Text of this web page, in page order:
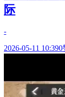
际
-
2026-05-11 10:390